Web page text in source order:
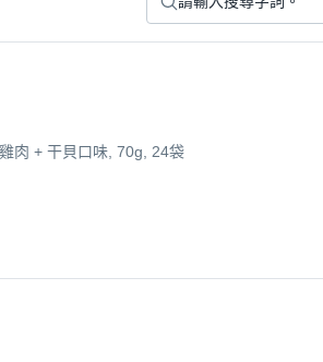
肉 + 干貝口味, 70g, 24袋